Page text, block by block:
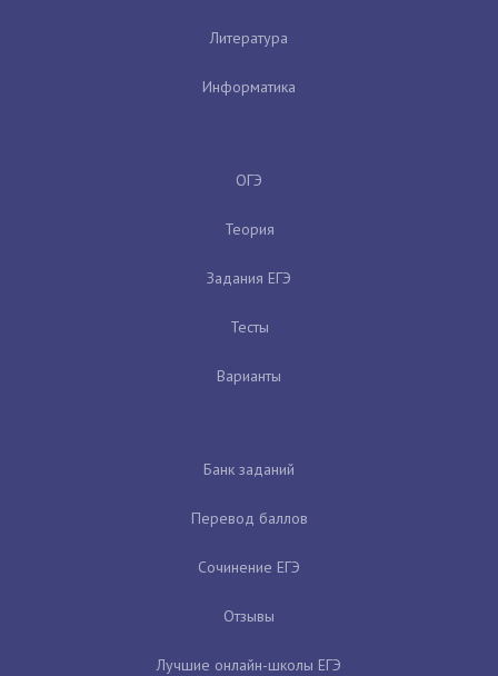
Литература
Информатика
ОГЭ
Теория
Задания ЕГЭ
Тесты
Варианты
Банк заданий
Перевод баллов
Сочинение ЕГЭ
Отзывы
Лучшие онлайн-школы ЕГЭ